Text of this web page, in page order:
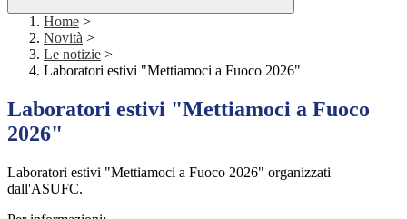
Home >
Novità >
Le notizie >
Laboratori estivi "Mettiamoci a Fuoco 2026"
Laboratori estivi "Mettiamoci a Fuoco
2026"
Laboratori estivi "Mettiamoci a Fuoco 2026" organizzati
dall'ASUFC.